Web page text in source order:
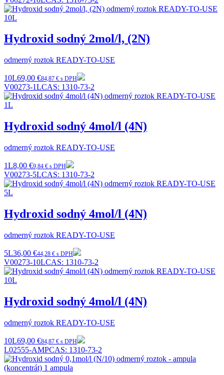
Hydroxid sodný 2mol/l, (2N)
odmerný roztok READY-TO-USE
10L69,00 €84,87 € s DPH
V00273-1LCAS: 1310-73-2
Hydroxid sodný 4mol/l (4N)
odmerný roztok READY-TO-USE
1L8,00 €9,84 € s DPH
V00273-5LCAS: 1310-73-2
Hydroxid sodný 4mol/l (4N)
odmerný roztok READY-TO-USE
5L36,00 €44,28 € s DPH
V00273-10LCAS: 1310-73-2
Hydroxid sodný 4mol/l (4N)
odmerný roztok READY-TO-USE
10L69,00 €84,87 € s DPH
L02555-AMPCAS: 1310-73-2